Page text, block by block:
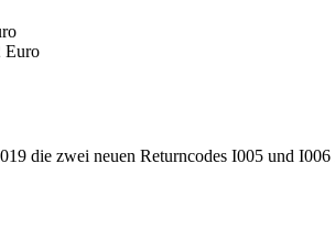
Euro
die zwei neuen Returncodes I005 und